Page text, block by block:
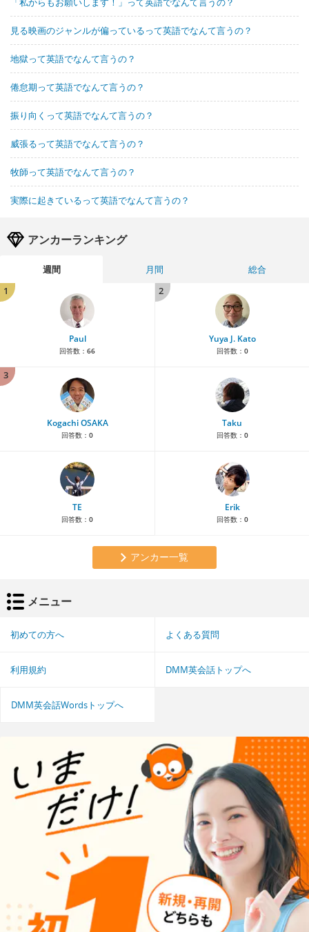
見る映画のジャンルが偏っているって英語でなんて言うの？
地獄って英語でなんて言うの？
倦怠期って英語でなんて言うの？
振り向くって英語でなんて言うの？
威張るって英語でなんて言うの？
牧師って英語でなんて言うの？
実際に起きているって英語でなんて言うの？
アンカーランキング
週間 月間
総合
1
Paul
回答数： 66
2
Yuya J. Kato
回答数： 0
3
Kogachi OSAKA
回答数： 0
Taku
回答数： 0
TE
回答数： 0
Erik
回答数： 0
アンカー一覧
メニュー
初めての方へ よくある質問
利用規約 DMM英会話トップへ
DMM英会話Wordsトップへ